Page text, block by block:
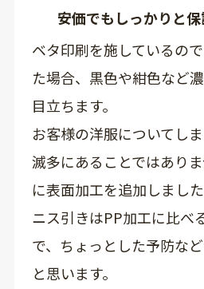
安価でもしっかりと
ベタ印刷を施しているの
た場合、黒色や紺色など
目立ちます。
お客様の洋服についてしま
滅多にあることではあり
に表面加工を追加しました
ニス引きはPP加工に比べ
で、ちょっとした予防な
と思います。